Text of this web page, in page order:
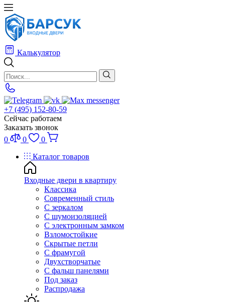
Калькулятор
+7 (495) 152-80-59
Сейчас работаем
Заказать звонок
0
0
0
Каталог товаров
Входные двери в квартиру
Классика
Современный стиль
С зеркалом
С шумоизоляцией
С электронным замком
Взломостойкие
Скрытые петли
С фрамугой
Двухстворчатые
С фальш панелями
Под заказ
Распродажа